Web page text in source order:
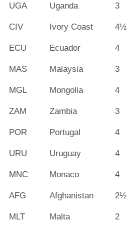
UGA Uganda 3
CIV Ivory Coast 4½
ECU Ecuador 4
MAS Malaysia 3
MGL Mongolia 4
ZAM Zambia 3
POR Portugal 4
URU Uruguay 4
MNC Monaco 4
AFG Afghanistan 2½
MLT Malta 2